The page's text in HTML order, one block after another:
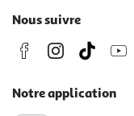
Nous suivre
Notre application